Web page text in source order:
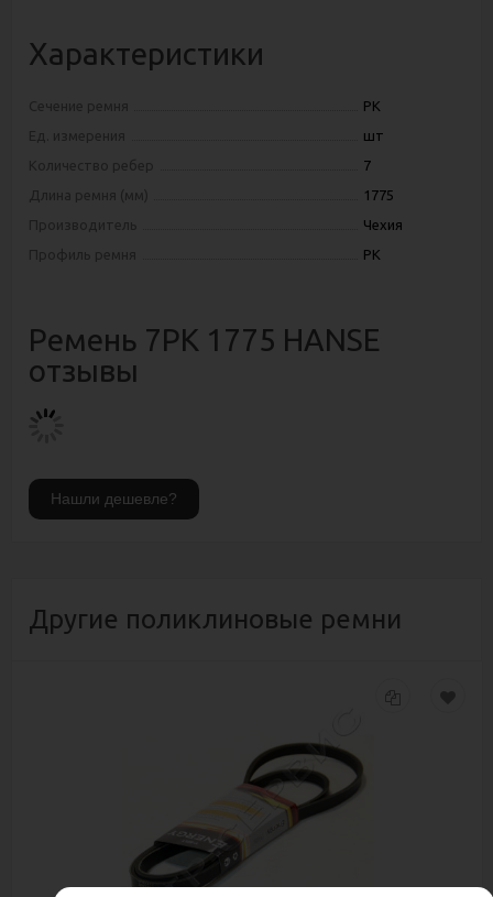
Характеристики
Сечение ремня
PK
Ед. измерения
шт
Количество ребер
7
Длина ремня (мм)
1775
Производитель
Чехия
Профиль ремня
PK
Ремень 7РК 1775 HANSE
отзывы
Другие поликлиновые ремни